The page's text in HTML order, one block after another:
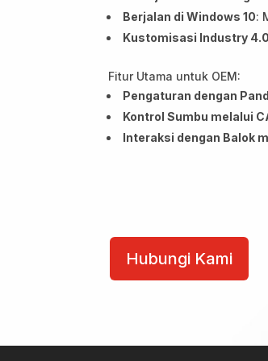
Berjalan di Windows 10:
Kustomisasi Industry 4.0
Fitur Utama untuk OEM:
Pengaturan dengan
Kontrol Sumbu melalui
Interaksi dengan Balok
CybTouch
15PS
Win
Hubungi Kami